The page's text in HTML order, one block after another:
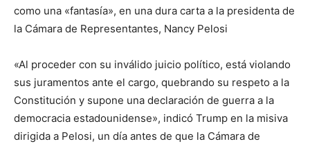
como una «fantasía», en una dura carta a la presidenta de
la Cámara de Representantes, Nancy Pelosi
«Al proceder con su inválido juicio político, está violando
sus juramentos ante el cargo, quebrando su respeto a la
Constitución y supone una declaración de guerra a la
democracia estadounidense», indicó Trump en la misiva
dirigida a Pelosi, un día antes de que la Cámara de